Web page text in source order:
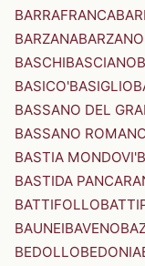
BARRAFRANCA
BARZANA
BASCHIBASCIANO
BASICO'BASIGLIO
BASSANO DEL
BASSANO
BASTIA MONDOVI'
BASTIDA
BATTIFOLLO
BAUNEIBAVENO
BEDOLLOBEDONIA